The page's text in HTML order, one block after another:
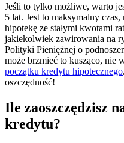
Jeśli to tylko możliwe, warto
5 lat. Jest to maksymalny
hipotekę ze stałymi kwotami
jakiekolwiek zawirowania na
Polityki Pieniężnej o
może brzmieć to kusząco, nie
początku kredytu hipotecznego
oszczędność!
Ile zaoszczędzisz
kredytu?